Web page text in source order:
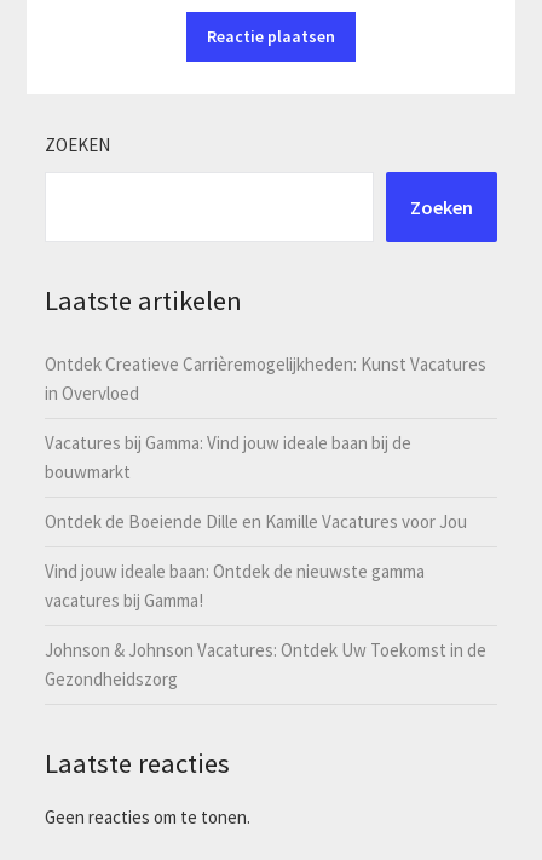
ZOEKEN
Zoeken
Laatste artikelen
Ontdek Creatieve Carrièremogelijkheden: Kunst Vacatures
in Overvloed
Vacatures bij Gamma: Vind jouw ideale baan bij de
bouwmarkt
Ontdek de Boeiende Dille en Kamille Vacatures voor Jou
Vind jouw ideale baan: Ontdek de nieuwste gamma
vacatures bij Gamma!
Johnson & Johnson Vacatures: Ontdek Uw Toekomst in de
Gezondheidszorg
Laatste reacties
Geen reacties om te tonen.